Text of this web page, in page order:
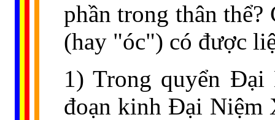
phần trong thân
(hay "óc") có được
1) Trong quyển Đại
đoạn kinh Đại Niệm